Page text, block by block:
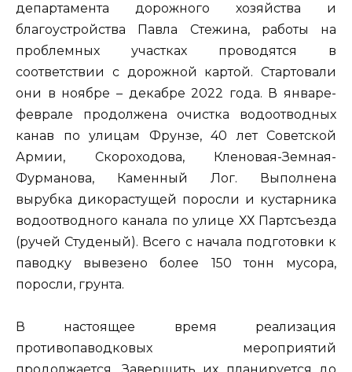
департамента дорожного хозяйства и
благоустройства Павла Стежина, работы на
проблемных участках проводятся в
соответствии с дорожной картой. Стартовали
они в ноябре – декабре 2022 года. В январе-
феврале продолжена очистка водоотводных
канав по улицам Фрунзе, 40 лет Советской
Армии, Скороходова, Кленовая-Земная-
Фурманова, Каменный Лог. Выполнена
вырубка дикорастущей поросли и кустарника
водоотводного канала по улице ХХ Партсъезда
(ручей Студеный). Всего с начала подготовки к
паводку вывезено более 150 тонн мусора,
поросли, грунта.
В настоящее время реализация
противопаводковых мероприятий